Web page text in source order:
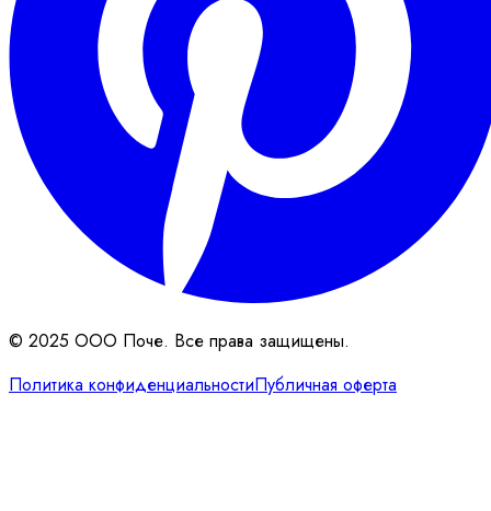
© 2025 ООО Поче. Все права защищены.
Политика конфиденциальностиПубличная оферта